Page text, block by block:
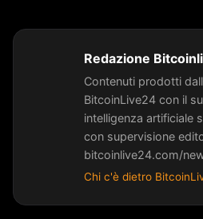
Redazione
Contenuti prodotti
BitcoinLive24 con il
intelligenza artificiale
con supervisione
bitcoinlive24.com/
Chi c'è dietro